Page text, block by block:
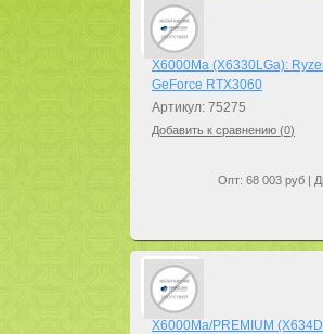
X6000Ma (X6330LGa):
GeForce RTX3060
Артикул: 75275
Добавить к сравнению (0)
Опт: 68 003 руб |
X6000Ma/PREMIUM